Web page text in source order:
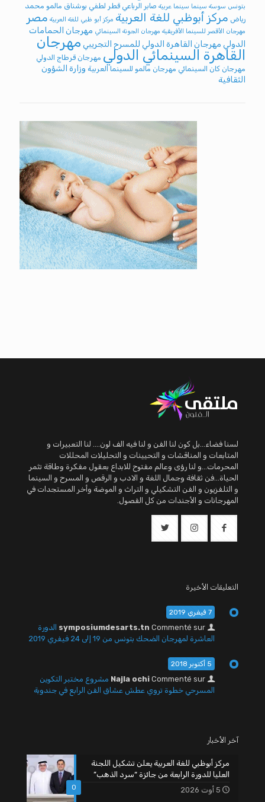
بتونس سوسة سينما سينما عربية صابر الرباعي قطر لطفي بوشناق مالمو محمد
رياض مركز أبوظبي للغة العربية مركز أبو ظبي للغة العربية مصر
مهرجان الأقصر للسينما الأفريقية مهرجان الجونة السينمائي مهرجان الحمامات
الدولي مهرجان القاهرة الدولي للمسرح التجريبي مهرجان
القاهرة السينمائي الدولي مهرجان قرطاج الدولي
مهرجان كان السينمائي مهرجان مالمو للسينما العربية وزارة الشؤون
الثقافية
لسنا فضاء...بل كون لنا الفن و لنا فيه الف لون.... لنا التعبيرات و
المتابعات و المناقشات و التحيينات و التحليلات المحللات
المحرمات...و لنا رؤى وعالم مفتوح للابداع بعقول مفكرة وطاقة تثمر
الحياة...فن ثقافة وجمال اللغة و الادب و الرقص و المسرح و السينما
و التلفزيون و الفن التشكيلي و التراث و الموضة وأخر المستجدات في
المهرجانات و الأجندات من كل الفصول.
التعليقات الأخيرة
7 فيفري 2019
symposiumdesarts.tn Commenté sur
الدورة
العاشرة لمهرجان الضحك بتونس من 19 إلى 24 فيفري 2019
5 أكتوبر 2018
Najla ochi Commenté sur
مشروع مختبر التكوين
المسرحي خطوة تروي عطش عشاق الفن الرابع في جندوبة
آخر الأخبار
0
مركز أبوظبي للغة العربية يعلن تشكيل اللجنة
العليا للدورة الرابعة من جائزة “سرد الذهب”
5 أوت 2026